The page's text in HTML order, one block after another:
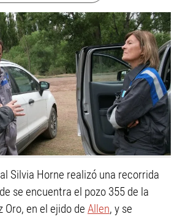
Silvia Horne realizó una recorrida
se encuentra el pozo 355 de la
Oro, en el ejido de Allen, y se